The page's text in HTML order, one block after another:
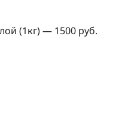
(1кг) — 1500 руб.